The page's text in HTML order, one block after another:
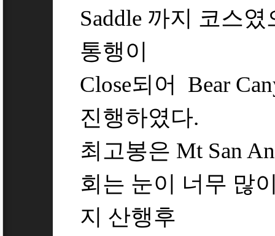
Saddle 까지 코스
통행이
Close되어 Bear
진행하였다.
최고봉은 Mt San
회는 눈이 너무 많
지 산행후